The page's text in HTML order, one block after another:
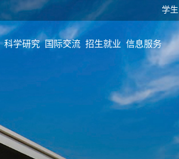
学生
科学研究 国际交流 招生就业 信息服务